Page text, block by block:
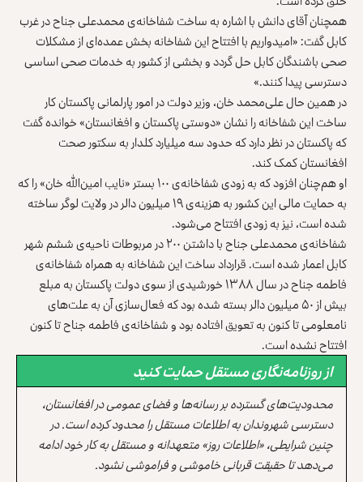
همچنان آقای دانش با اشاره به ساخت شفاخانه‌ی محمدعلی جناح در غرب
کابل گفت: «امیدواریم با افتتاح این شفاخانه بخش عمده‌ای از مشکلات
صحی باشندگان ‌کابل حل گردد و بخشی از کشور به خدمات صحی اساسی
دسترسی پیدا کنند.»
در همین حال علی‌محمد خان، وزیر دولت در امور پارلمانی پاکستان کار
ساخت این شفاخانه را نشان «دوستی پاکستان و افغانستان» خوانده گفت
که پاکستان در نظر دارد که حدود سه میلیارد کلدار به سکتور صحت
افغانستان کمک کند.
او هم‌چنان افزود که به زودی شفاخانه‌ی ۱۰۰ بستر «نایب امین‌الله خان» را که
به حمایت مالی این کشور به هزینه‌ی ۱۹ میلیون دالر در ولایت لوگر ساخته
شده است، نیز به زودی افتتاح می‌شود.
شفاخانه‌ی محمدعلی جناح با داشتن ۲۰۰ در مربوطات ناحیه‌ی ششم شهر
کابل اعمار شده است. قرارداد ساخت این شفاخانه به همراه شفاخانه‌ی
فاطمه جناح در سال ۱۳۸۸ خورشیدی از سوی دولت پاکستان به مبلع
بیش از ۵۰ میلیون دالر بسته شده بود که فعال‌سازی آن به علت‌های
نامعلومی تا کنون به تعویق افتاده بود و شفاخانه‌ی فاطمه جناح تا کنون
افتتاح نشده است.
از روزنامه‌نگاری مستقل حمایت کنید
محدودیت‌های گسترده بر رسانه‌ها و فضای عمومی در افغانستان،
دسترسی شهروندان به اطلاعات مستقل را محدود کرده است. در
چنین شرایطی، «اطلاعات روز» متعهدانه و مستقل به کار خود ادامه
می‌دهد تا حقیقت قربانی خاموشی و فراموشی نشود.